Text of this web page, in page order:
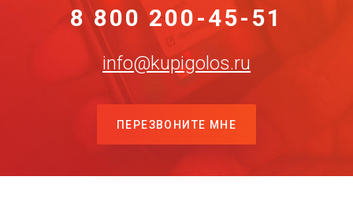
8 800 200-45-51
info@kupigolos.ru
ПЕРЕЗВОНИТЕ МНЕ